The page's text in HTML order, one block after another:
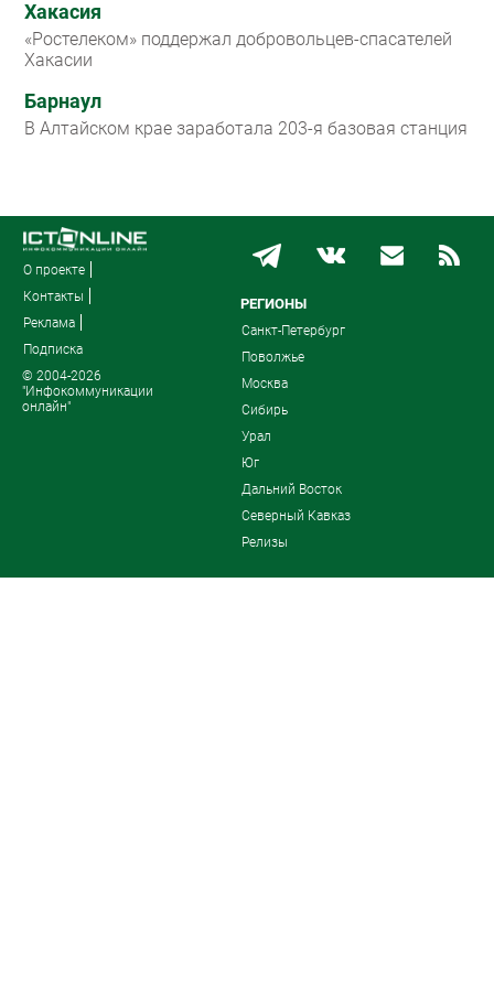
Хакасия
«Ростелеком» поддержал добровольцев-спасателей
Хакасии
Барнаул
В Алтайском крае заработала 203-я базовая станция
О проекте
Контакты
Реклама
Подписка
© 2004-2026
"Инфокоммуникации
онлайн"
РЕГИОНЫ
Санкт-Петербург
Поволжье
Москва
Сибирь
Урал
Юг
Дальний Восток
Северный Кавказ
Релизы